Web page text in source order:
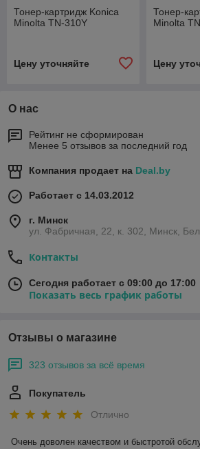
Тонер-картридж Konica
Minolta TN-310Y
Цену уточняйте
Тонер-
Minolta
Цену
О нас
Рейтинг не сформирован
Менее 5 отзывов за последний год
Компания продает на Deal.by
Работает с 14.03.2012
г. Минск
ул. Фабричная, 22, к. 302, Минск,
Контакты
Сегодня работает с 09:00 до 17:00
Показать весь график работы
Отзывы о магазине
323 отзывов за всё время
Покупатель
Отлично
Очень доволен качеством и быстротой